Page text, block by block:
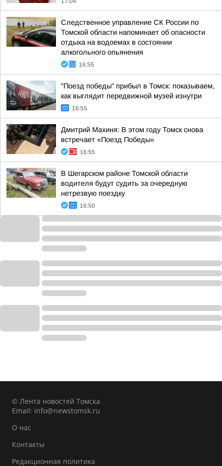
Следственное управление СК России по
Томской области напоминает об опасности
отдыха на водоемах в состоянии
алкогольного опьянения
16:55
"Поезд победы" прибыл в Томск: показываем,
как выглядит передвижной музей изнутри
16:55
Дмитрий Махиня: В этом году Томск снова
встречает «Поезд Победы»
16:55
В Шегарском районе Томской области
водителя будут судить за очередную
нетрезвую поездку
16:50
© Лента новостей Томска
Email: info@newstomsk.ru
О нас
Контакты
Редакционная политика